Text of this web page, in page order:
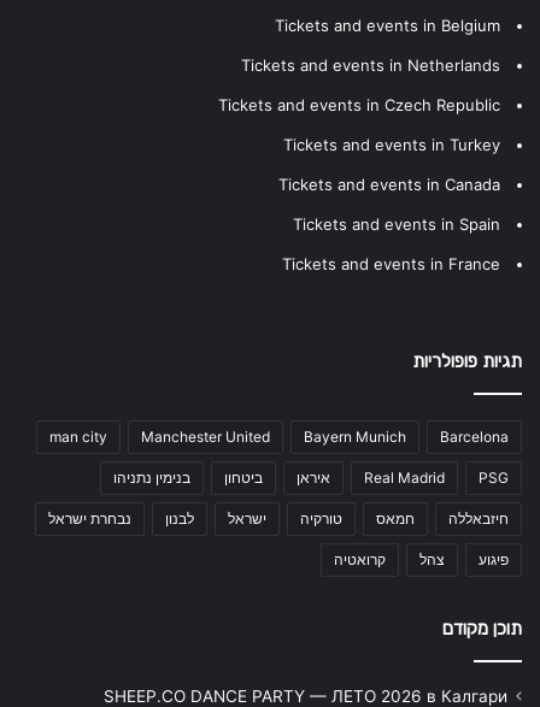
Tickets and events in Belgium
Tickets and events in Netherlands
Tickets and events in Czech Republic
Tickets and events in Turkey
Tickets and events in Canada
Tickets and events in Spain
Tickets and events in France
תגיות פופולריות
Barcelona
Bayern Munich
Manchester United
man city
PSG
Real Madrid איראן ביטחון בנימין נתניהו
חיזבאללה חמאס טורקיה ישראל לבנון נבחרת ישראל
פיגוע צהל קרואטיה
תוכן מקודם
SHEEP.CO DANCE PARTY — ЛЕТО 2026 в Калгари